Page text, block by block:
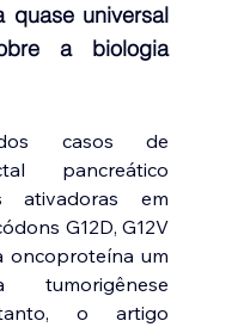
quase universal
a biologia
ativadoras em
G12D, G12V
oncoproteína um
o artigo